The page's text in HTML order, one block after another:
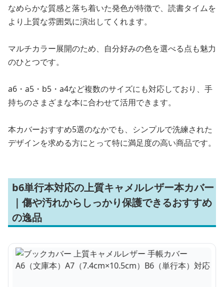
なめらかな質感と落ち着いた発色が特徴で、読書タイムを
より上質な雰囲気に演出してくれます。
マルチカラー展開のため、自分好みの色を選べる点も魅力
のひとつです。
a6・a5・b5・a4など複数のサイズにも対応しており、手
持ちのさまざまな本に合わせて活用できます。
本カバーおすすめ5選のなかでも、シンプルで洗練された
デザインを求める方にとって特に満足度の高い商品です。
b6単行本対応の上質キャメルレザー本カバー
｜傷や汚れからしっかり保護できるおすすめ
の逸品